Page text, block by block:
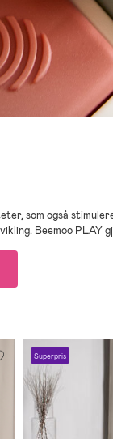
som også
Beemoo
Superpris